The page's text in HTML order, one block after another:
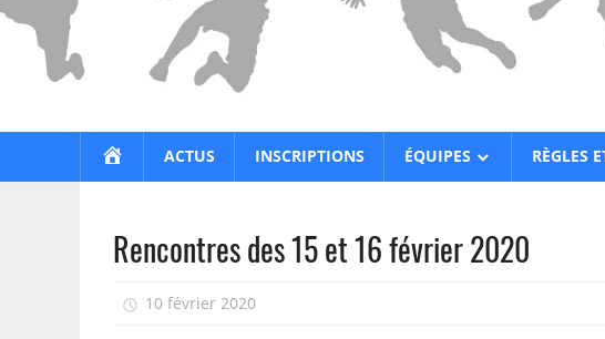
ACCUEILACTUS INSCRIPTIONS ÉQUIPES RÈGLES
Rencontres des 15 et 16 février 2020
10 février 2020